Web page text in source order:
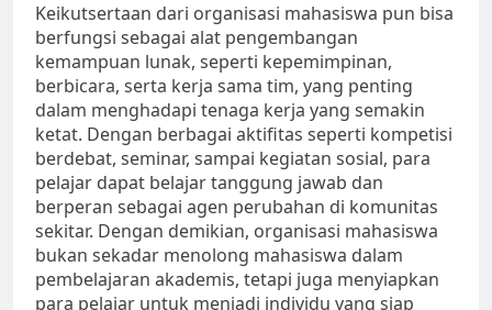
Keikutsertaan dari organisasi mahasiswa pun bisa
berfungsi sebagai alat pengembangan
kemampuan lunak, seperti kepemimpinan,
berbicara, serta kerja sama tim, yang penting
dalam menghadapi tenaga kerja yang semakin
ketat. Dengan berbagai aktifitas seperti kompetisi
berdebat, seminar, sampai kegiatan sosial, para
pelajar dapat belajar tanggung jawab dan
berperan sebagai agen perubahan di komunitas
sekitar. Dengan demikian, organisasi mahasiswa
bukan sekadar menolong mahasiswa dalam
pembelajaran akademis, tetapi juga menyiapkan
para pelajar untuk menjadi individu yang siap